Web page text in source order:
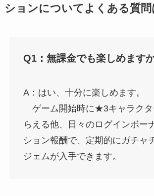
ションについてよくある質問
Q1：無課金でも楽しめます
A：はい、十分に楽しめます。
ゲーム開始時に★3キャラクタ
らえる他、日々のログインボー
ション報酬で、定期的にガチャ
ジェムが入手できます。